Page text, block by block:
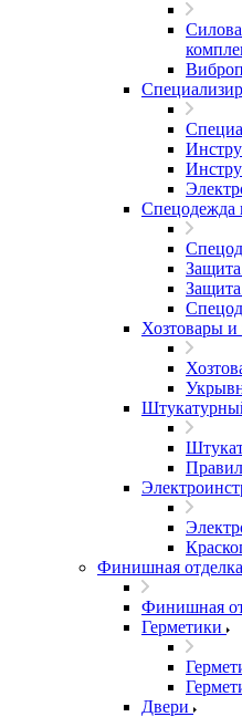
Спецодежда
Хозтовары и
Финишная отделка
Финишная
Герметики
Двери